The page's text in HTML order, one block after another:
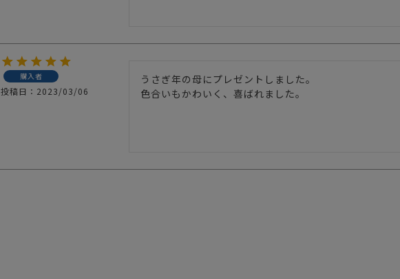
購入者
投稿日 2023/03/06
うさぎ年の母にプレゼントしました。
色合いもかわいく、喜ばれました。